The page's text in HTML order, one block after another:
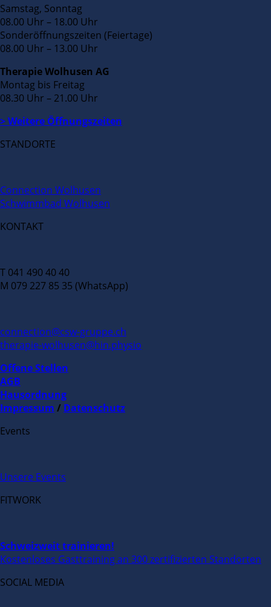
Samstag, Sonntag
08.00 Uhr – 18.00 Uhr
Sonderöffnungszeiten (Feiertage)
08.00 Uhr – 13.00 Uhr
Therapie Wolhusen AG
Montag bis Freitag
08.30 Uhr – 21.00 Uhr
> Weitere Öffnungszeiten
STANDORTE
Connection Wolhusen
Schwimmbad Wolhusen
KONTAKT
T 041 490 40 40
M 079 227 85 35 (WhatsApp)
connection@csw-gruppe.ch
therapie-wolhusen@hin.physio
Offene Stellen
AGB
Hausordnung
Impressum / Datenschutz
Events
Unsere Events
FITWORK
Schweizweit trainieren!
Kostenloses Gasttraining an 300 zertifizierten Standorten
SOCIAL MEDIA